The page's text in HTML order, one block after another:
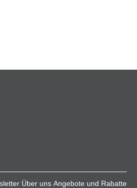
Über uns Angebote und Rabatte